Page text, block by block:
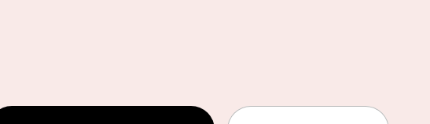
Politique de traitement des données de